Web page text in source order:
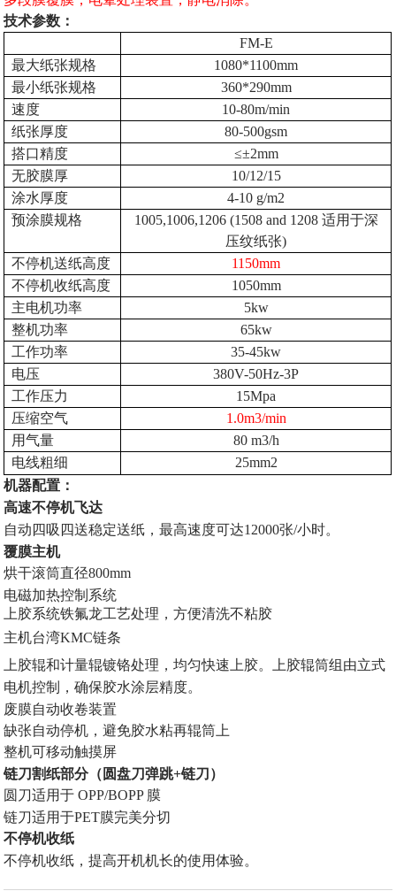
技术参数：
FM-E
最大纸张规格
1080*1100mm
最小纸张规格
360*290mm
速度
10-80m/min
纸张厚度
80-500gsm
搭口精度
≤±2mm
无胶膜厚
10/12/15
涂水厚度
4-10 g/m2
预涂膜规格
1005,1006,1206 (1508 and 1208 适用于深
压纹纸张)
不停机送纸高度
1150mm
不停机收纸高度
1050mm
主电机功率
5kw
整机功率
65kw
工作功率
35-45kw
电压
380V-50Hz-3P
工作压力
15Mpa
压缩空气
1.0m3/min
用气量
80 m3/h
电线粗细
25mm2
机器配置：
高速不停机飞达
自动四吸四送稳定送纸，最高速度可达12000张/小时。
覆膜主机
烘干滚筒直径800mm
电磁加热控制系统
上胶系统铁氟龙工艺处理，方便清洗不粘胶
主机台湾KMC链条
上胶辊和计量辊镀铬处理，均匀快速上胶。上胶辊筒组由立式
电机控制，确保胶水涂层精度。
废膜自动收卷装置
缺张自动停机，避免胶水粘再辊筒上
整机可移动触摸屏
链刀割纸部分（圆盘刀弹跳+链刀）
圆刀适用于 OPP/BOPP 膜
链刀适用于PET膜完美分切
不停机收纸
不停机收纸，提高开机机长的使用体验。